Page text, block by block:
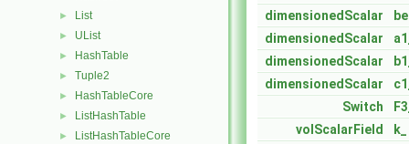
► List
► UList
► HashTable
► Tuple2
► HashTableCore
► ListHashTable
►
ListHashTableCore
dimensionedScalar
dimensionedScalar
dimensionedScalar
dimensionedScalar
Switch
volScalarField
k_